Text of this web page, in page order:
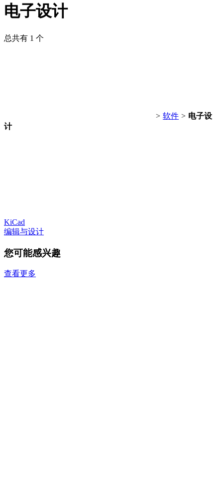
电子设计
总共有 1 个
> 软件 > 电子设
计
KiCad
编辑与设计
您可能感兴趣
查看更多